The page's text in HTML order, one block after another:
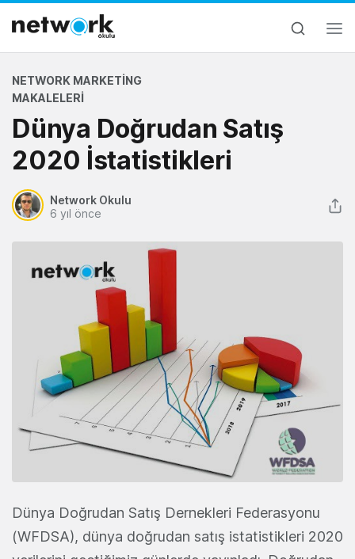
NETWORK MARKETING
MAKALELERI
Dünya Doğrudan Satış
2020 İstatistikleri
Network Okulu
6 yıl önce
Dünya Doğrudan Satış Dernekleri Federasyonu
(WFDSA), dünya doğrudan satış istatistikleri 2020